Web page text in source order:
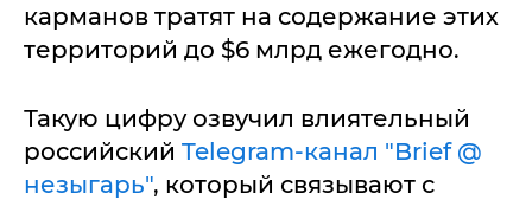
карманов тратят на содержание этих
территорий до $6 млрд ежегодно.
Такую цифру озвучил влиятельный
российский Telegram-канал "Brief @
незыгарь", который связывают с